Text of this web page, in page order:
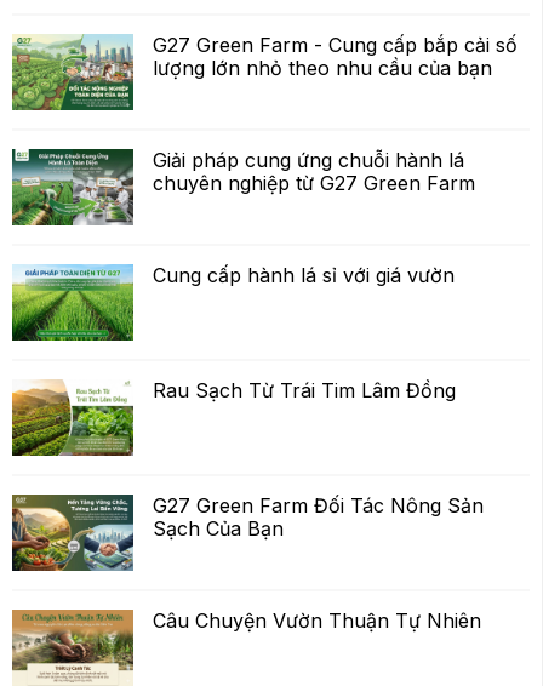
G27 Green Farm - Cung cấp bắp cải số
lượng lớn nhỏ theo nhu cầu của bạn
Giải pháp cung ứng chuỗi hành lá
chuyên nghiệp từ G27 Green Farm
Cung cấp hành lá sỉ với giá vườn
Rau Sạch Từ Trái Tim Lâm Đồng
G27 Green Farm Đối Tác Nông Sản
Sạch Của Bạn
Câu Chuyện Vườn Thuận Tự Nhiên